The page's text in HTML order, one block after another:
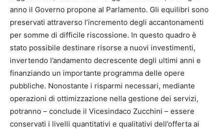
anno il Governo propone al Parlamento. Gli equilibri sono
preservati attraverso l’incremento degli accantonamenti
per somme di difficile riscossione. In questo quadro è
stato possibile destinare risorse a nuovi investimenti,
invertendo l’andamento decrescente degli ultimi anni e
finanziando un importante programma delle opere
pubbliche. Nonostante i risparmi necessari, mediante
operazioni di ottimizzazione nella gestione dei servizi,
potranno – conclude il Vicesindaco Zucchini – essere
conservati i livelli quantitativi e qualitativi dell’offerta ai